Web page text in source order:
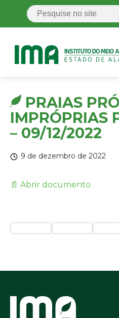
PRAIAS
IMPRÓPRIAS
– 09/12/2022
9 de dezembro de 2022
📄 Abrir documento